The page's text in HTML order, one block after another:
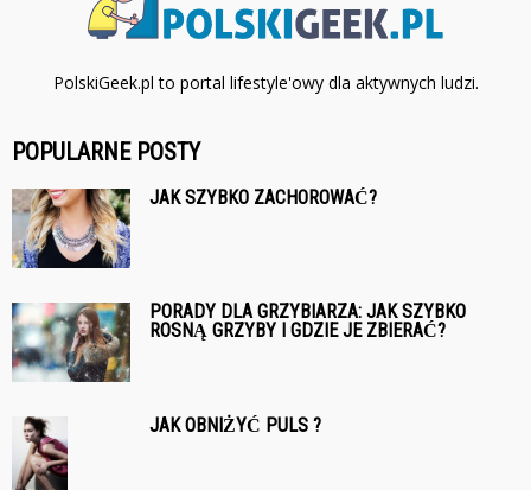
PolskiGeek.pl to portal lifestyle'owy dla aktywnych ludzi.
POPULARNE POSTY
JAK SZYBKO ZACHOROWAĆ?
PORADY DLA GRZYBIARZA: JAK SZYBKO
ROSNĄ GRZYBY I GDZIE JE ZBIERAĆ?
JAK OBNIŻYĆ PULS ?